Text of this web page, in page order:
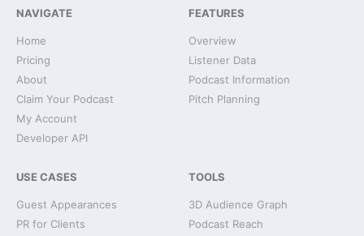
NAVIGATE
Home
Pricing
About
Claim Your Podcast
My Account
Developer API
FEATURES
Overview
Listener Data
Podcast Information
Pitch Planning
USE CASES
Guest Appearances
PR for Clients
TOOLS
3D Audience Graph
Podcast Reach